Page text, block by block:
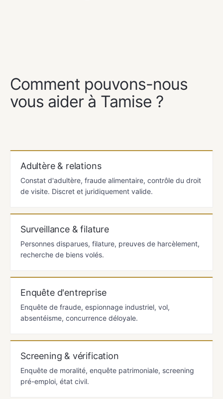
Comment pouvons-nous
vous aider à Tamise ?
Adultère & relations
Constat d'adultère, fraude alimentaire, contrôle du droit
de visite. Discret et juridiquement valide.
Surveillance & filature
Personnes disparues, filature, preuves de harcèlement,
recherche de biens volés.
Enquête d'entreprise
Enquête de fraude, espionnage industriel, vol,
absentéisme, concurrence déloyale.
Screening & vérification
Enquête de moralité, enquête patrimoniale, screening
pré-emploi, état civil.